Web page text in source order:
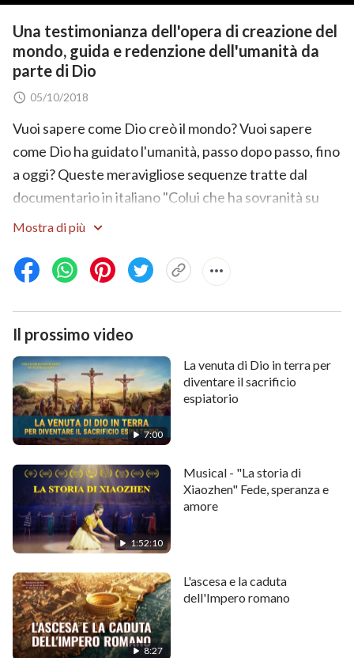
Una testimonianza dell'opera di creazione del
mondo, guida e redenzione dell'umanità da
parte di Dio
05/10/2018
Vuoi sapere come Dio creò il mondo? Vuoi sapere
come Dio ha guidato l'umanità, passo dopo passo, fino
a oggi? Queste meravigliose sequenze tratte dal
documentario in italiano "Colui che ha sovranità su
tutte le cose" documentano l'opera di creazione del
Dio. Ti forniranno le risposte a queste domande.
Origine dell’uomo e dell’universo – “Colui che ha
sovranità su tutte le cose” Documentario italiano
Mostra di più
Il prossimo video
7:00
La venuta di Dio in terra per
diventare il sacrificio
espiatorio
1:52:10
Musical - "La storia di
Xiaozhen" Fede, speranza e
amore
8:27
L'ascesa e la caduta
dell'Impero romano